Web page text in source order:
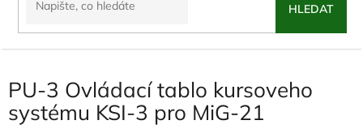
HLEDAT
PU-3 Ovládací tablo kursoveho
systému KSI-3 pro MiG-21